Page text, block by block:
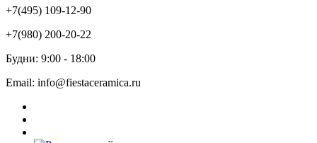
+7(495) 109-12-90
+7(980) 200-20-22
Будни: 9:00 - 18:00
Email: info@fiestaceramica.ru